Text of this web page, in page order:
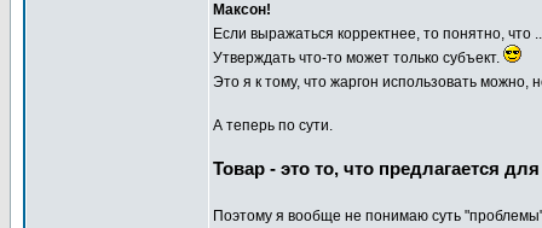
Максон!
Если выражаться корректнее, то понятно, что
Утверждать что-то может только субъект.
Это я к тому, что жаргон использовать
А теперь по сути.
Товар - это то, что предлагается
Поэтому я вообще не понимаю суть